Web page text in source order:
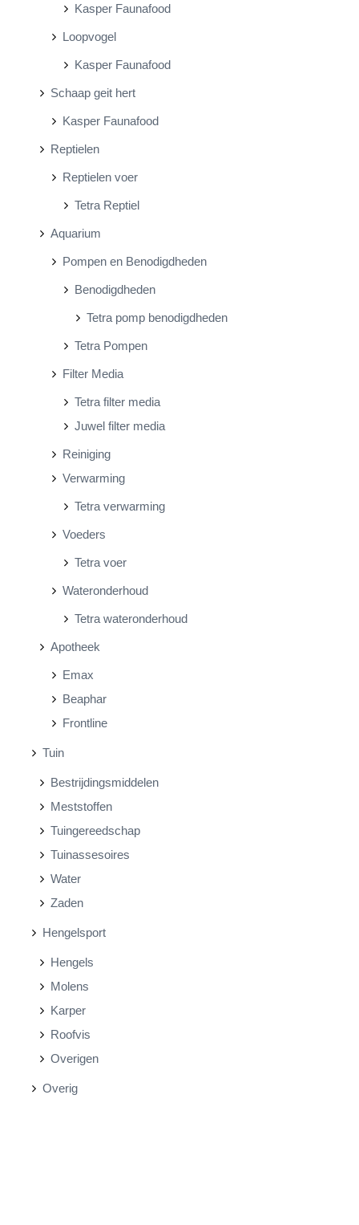
Kasper Faunafood
Loopvogel
Kasper Faunafood
Schaap geit hert
Kasper Faunafood
Reptielen
Reptielen voer
Tetra Reptiel
Aquarium
Pompen en Benodigdheden
Benodigdheden
Tetra pomp benodigdheden
Tetra Pompen
Filter Media
Tetra filter media
Juwel filter media
Reiniging
Verwarming
Tetra verwarming
Voeders
Tetra voer
Wateronderhoud
Tetra wateronderhoud
Apotheek
Emax
Beaphar
Frontline
Tuin
Bestrijdingsmiddelen
Meststoffen
Tuingereedschap
Tuinassesoires
Water
Zaden
Hengelsport
Hengels
Molens
Karper
Roofvis
Overigen
Overig